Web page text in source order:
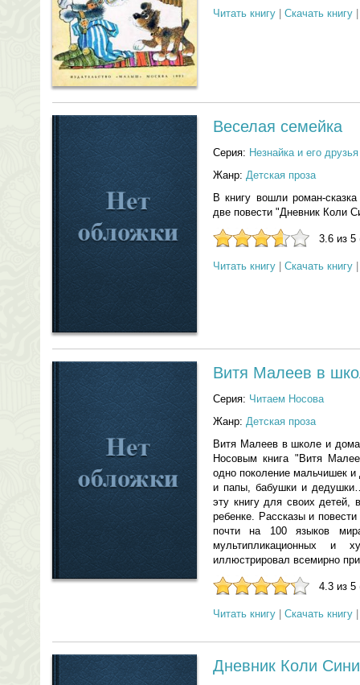
Читать книгу Скачать книгу
Веселая семейка
Серия: Незнайка и его друзья
Жанр: Детская проза
В книгу вошли роман-
две повести "Дневник Коли
3.6 из 5
Читать книгу Скачать книгу
Витя Малеев в
Серия: Читаем Носова
Жанр: Детская проза
Витя Малеев в школе и
Носовым книга "Витя
одно поколение мальчишек
и папы, бабушки и
эту книгу для своих
ребенке. Рассказы и
почти на 100 языков
мультипликационных и
иллюстрировал всемирно
4.3 из 5
Читать книгу Скачать книгу
Дневник Коли